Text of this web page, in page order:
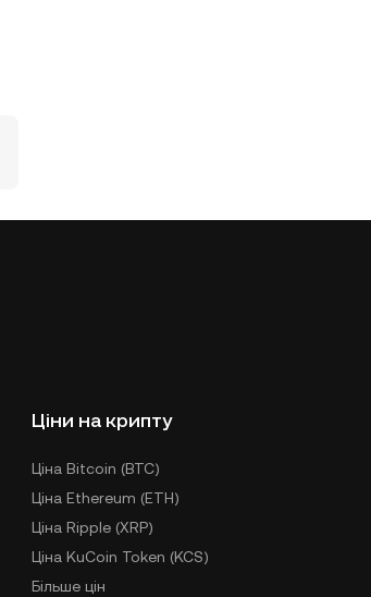
Ціни на крипту
Ціна Bitcoin (BTC)
Ціна Ethereum (ETH)
Ціна Ripple (XRP)
Ціна KuCoin Token (KCS)
Більше цін